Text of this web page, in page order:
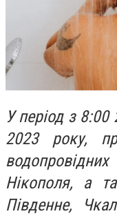
У період з
2023 року,
Нікополя, а
Південне,